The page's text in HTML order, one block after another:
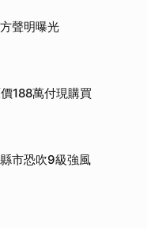
聲明曝光
188萬付現購買
市恐吹9級強風